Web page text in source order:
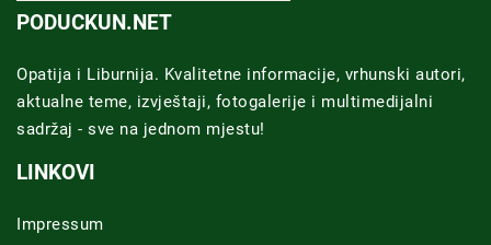
PODUCKUN.NET
Opatija i Liburnija. Kvalitetne informacije, vrhunski autori,
aktualne teme, izvještaji, fotogalerije i multimedijalni
sadržaj - sve na jednom mjestu!
LINKOVI
Impressum